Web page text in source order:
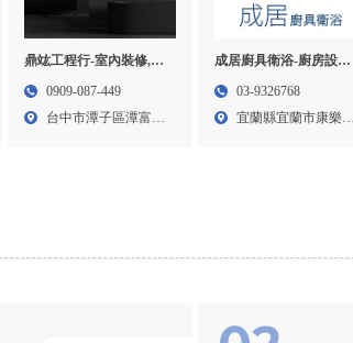
鼎竑工程行-室內裝修,室
內裝修工程,泥作工程,台
裝修
0909-087-449
台中市潭子區潭富路
成居廚具衛浴-廚房設備
安裝,廚房設備規劃,宜蘭
房設備規劃
03-9326768
宜蘭縣宜蘭市康樂路